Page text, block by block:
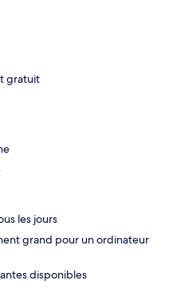
gratuit
les jours
grand pour un ordinateur
disponibles